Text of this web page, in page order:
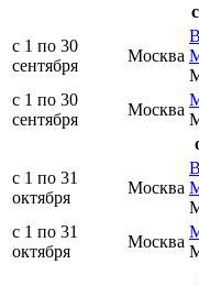
с 1 по 30
сентября
Москва
с 1 по 30
сентября
Москва
с 1 по 31
октября
Москва
с 1 по 31
октября
Москва